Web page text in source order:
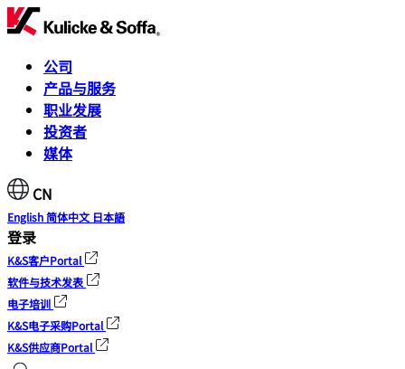
公司
产品与服务
职业发展
投资者
媒体
CN
English简体中文 日本語
登录
K&S客户Portal
软件与技术发表
电子培训
K&S电子采购Portal
K&S供应商Portal